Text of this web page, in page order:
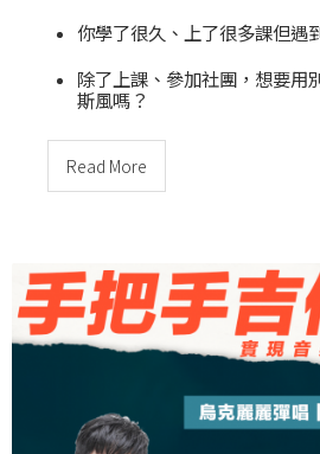
你學了很久、上了很多課但遇
除了上課、參加社團，想要用
斯風嗎？
Read More